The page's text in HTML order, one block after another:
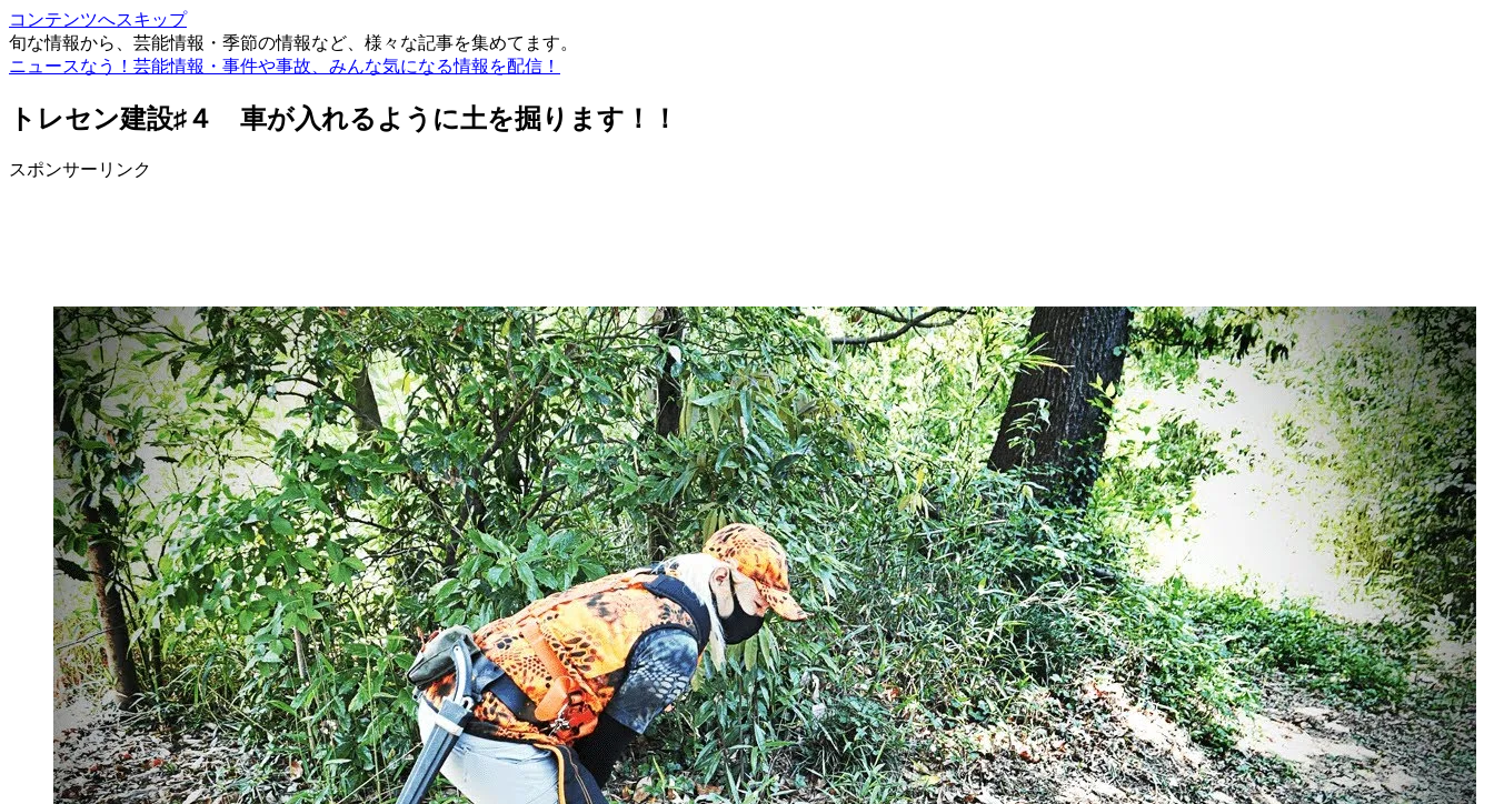
コンテンツへスキップ
旬な情報から、芸能情報・季節の情報など、様々な記事を集めてます。
ニュースなう！芸能情報・事件や事故、みんな気になる情報を配信！
トレセン建設♯４ 車が入れるように土を掘ります！！
スポンサーリンク